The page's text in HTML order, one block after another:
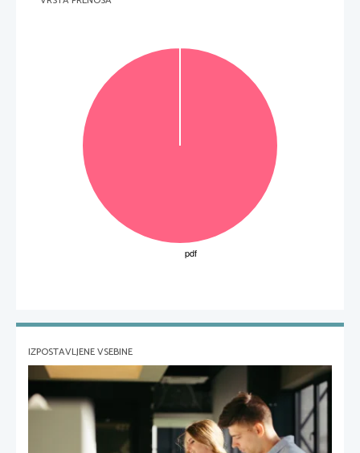
IZPOSTAVLJENE VSEBINE